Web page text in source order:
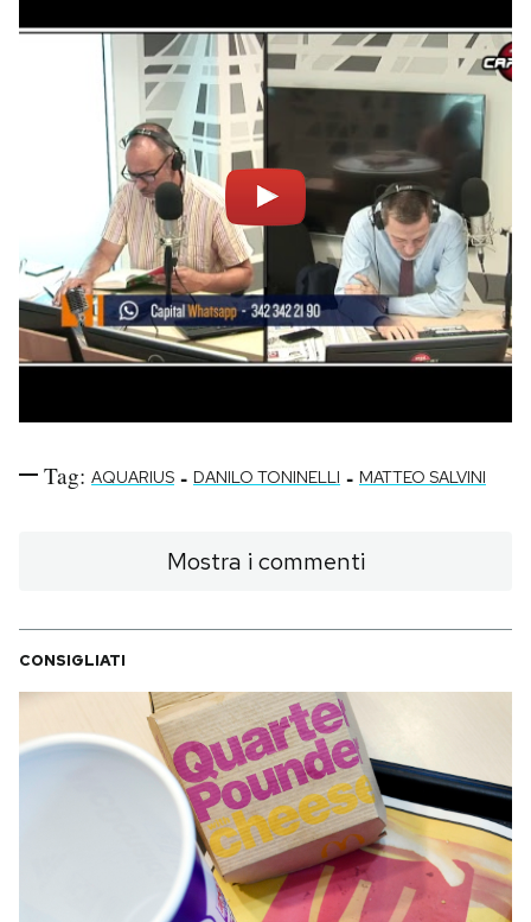
Tag: AQUARIUS - DANILO TONINELLI - MATTEO SALVINI
Mostra i commenti
CONSIGLIATI